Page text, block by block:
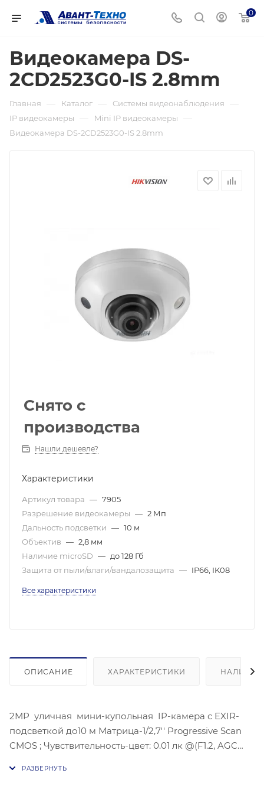
0
Видеокамера DS-
2CD2523G0-IS 2.8mm
Главная — Каталог — Системы видеонаблюдения —
IP видеокамеры — Mini IP видеокамеры —
Видеокамера DS-2CD2523G0-IS 2.8mm
Снято с
производства
Нашли дешевле?
Характеристики
Артикул товара — 7905
Разрешение видеокамеры — 2 Мп
Дальность подсветки — 10 м
Объектив — 2,8 мм
Наличие microSD — до 128 Гб
Защита от пыли/влаги/вандалозащита — IP66, IK08
Все характеристики
ОПИСАНИЕ ХАРАКТЕРИСТИКИ НАЛИЧИЕ
2МР уличная мини-купольная IP-камера с EXIR-
подсветкой до10 м Матрица-1/2,7'' Progressive Scan
CMOS ; Чувствительность-цвет: 0.01 лк @(F1.2, AGC